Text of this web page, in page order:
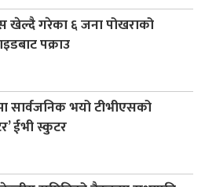
खेल्दै गरेका ६ जना पोखराको
पक्राउ
सार्वजनिक भयो टीभीएसको
ईभी स्कुटर